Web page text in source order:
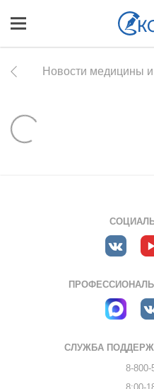
Новости медицины
СЛУЖБА
8-800-